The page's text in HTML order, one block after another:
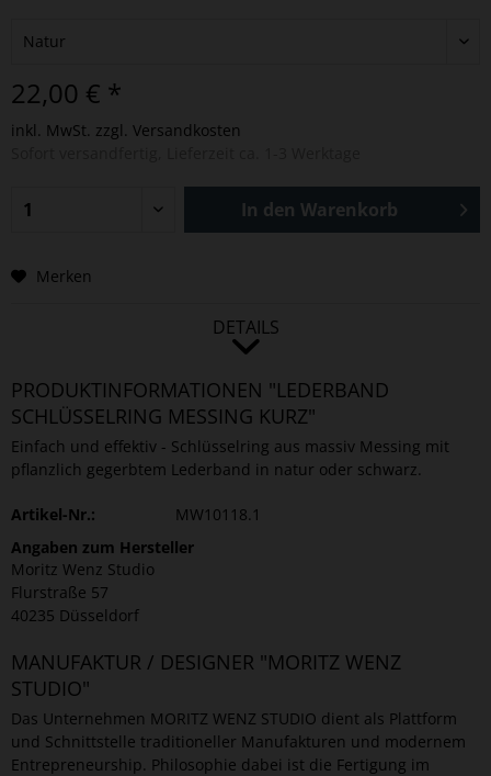
22,00 € *
inkl. MwSt. zzgl. Versandkosten
In den Warenkorb
Merken
DETAILS
PRODUKTINFORMATIONEN "LEDERBAND
SCHLÜSSELRING MESSING KURZ"
Einfach und effektiv - Schlüsselring aus massiv Messing mit
pflanzlich gegerbtem Lederband in natur oder schwarz.
Artikel-Nr.:
MW10118.1
Angaben zum Hersteller
Moritz Wenz Studio
Flurstraße 57
40235 Düsseldorf
MANUFAKTUR / DESIGNER "MORITZ WENZ
STUDIO"
Das Unternehmen MORITZ WENZ STUDIO dient als Plattform
und Schnittstelle traditioneller Manufakturen und modernem
Entrepreneurship. Philosophie dabei ist die Fertigung im